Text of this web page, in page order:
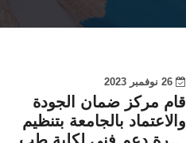
26 نوفمبر 2023
قام مركز ضمان الجودة
والاعتماد بالجامعة بتنظيم